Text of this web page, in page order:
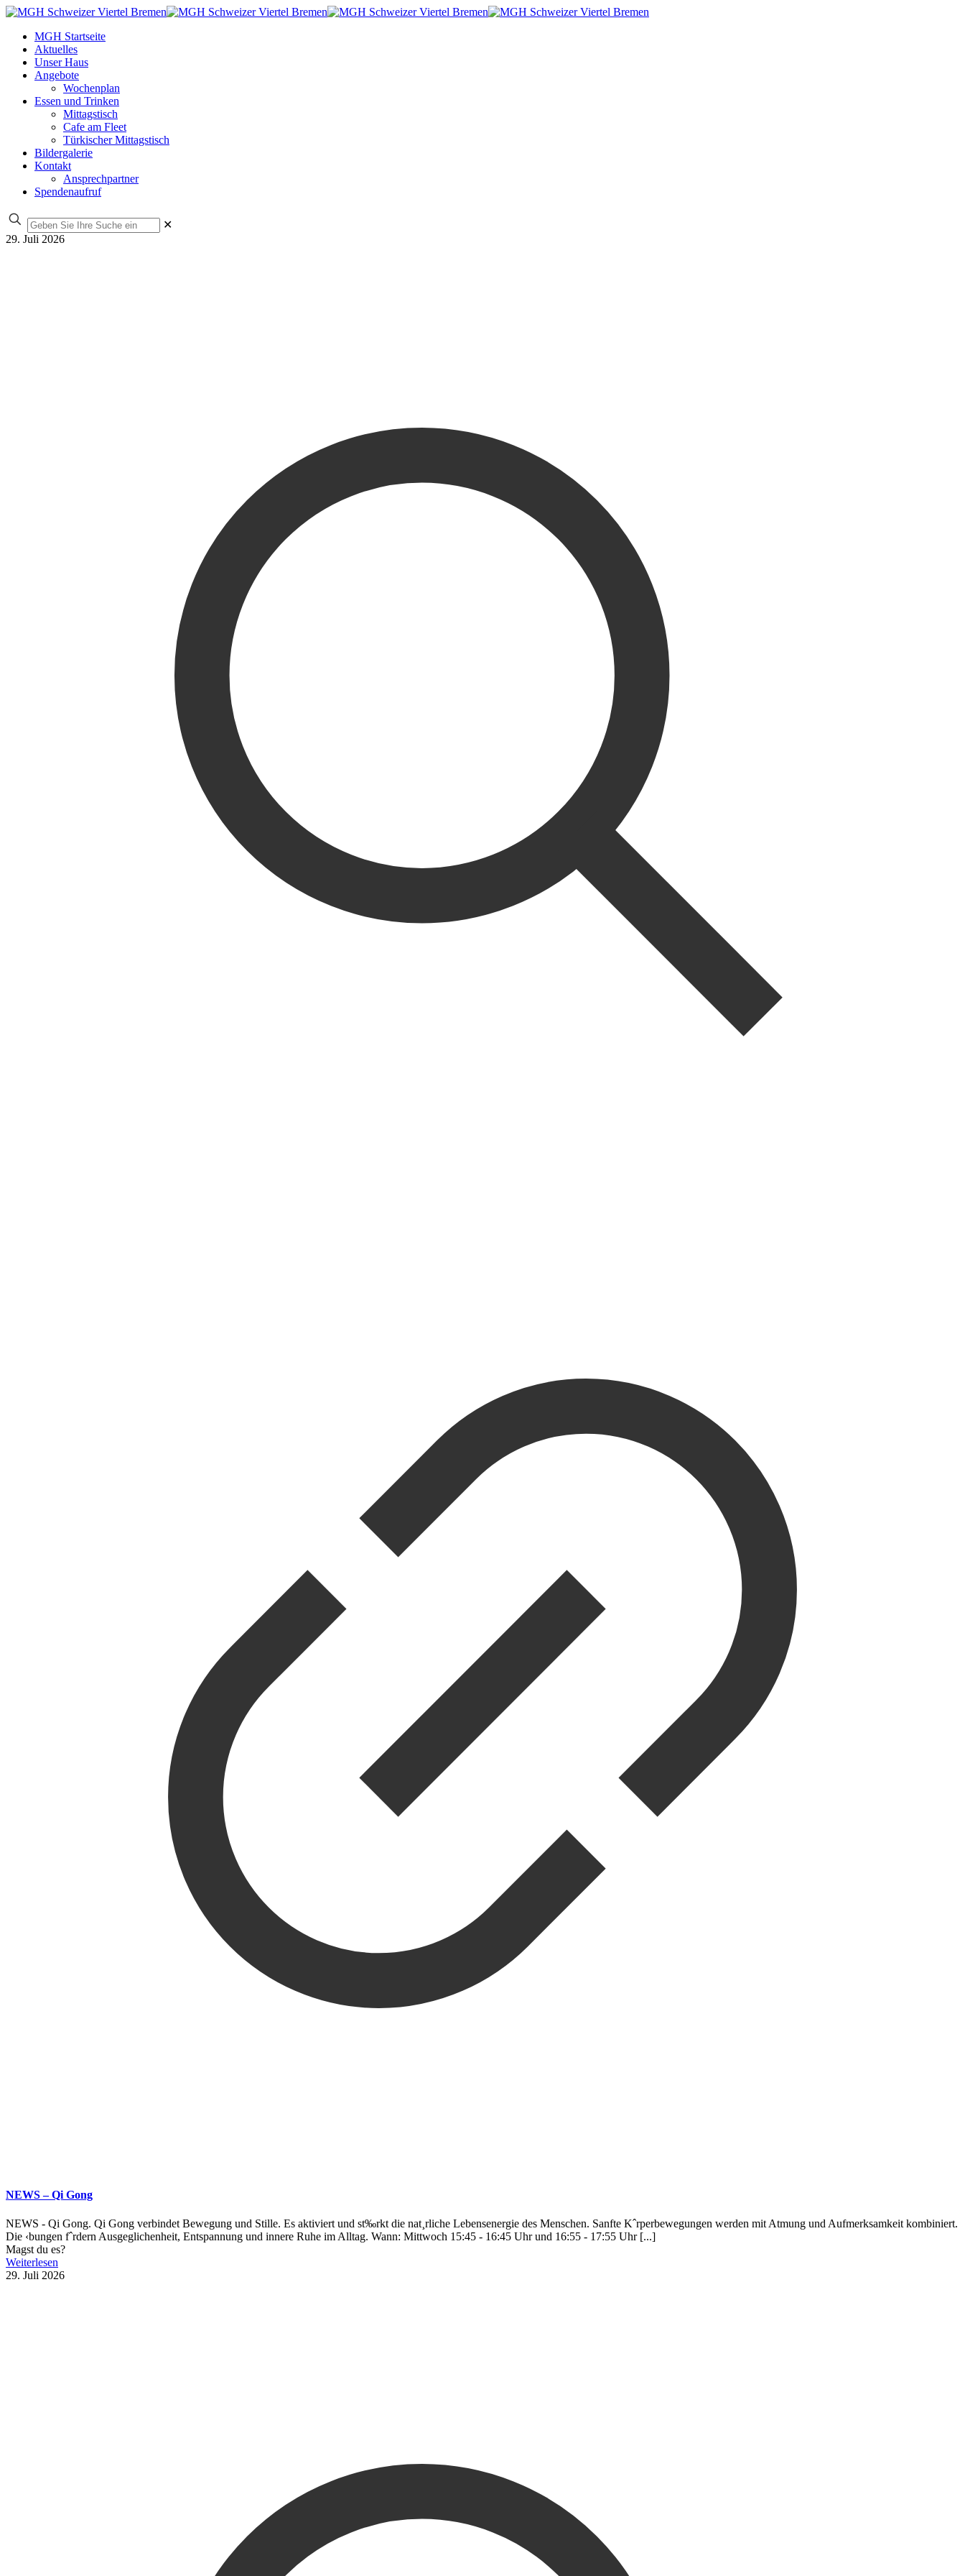
MGH Startseite
Aktuelles
Unser Haus
Angebote
Wochenplan
Essen und Trinken
Mittagstisch
Cafe am Fleet
Türkischer Mittagstisch
Bildergalerie
Kontakt
Ansprechpartner
Spendenaufruf
✕
29. Juli 2026
NEWS – Qi Gong
NEWS - Qi Gong. Qi Gong verbindet Bewegung und Stille. Es aktiviert und st‰rkt die nat¸rliche Lebensenergie des Menschen. Sanfte Kˆrperbewegungen werden mit Atmung und Aufmerksamkeit kombiniert.
Die ‹bungen fˆrdern Ausgeglichenheit, Entspannung und innere Ruhe im Alltag. Wann: Mittwoch 15:45 - 16:45 Uhr und 16:55 - 17:55 Uhr [...]
Magst du es?
Weiterlesen
29. Juli 2026